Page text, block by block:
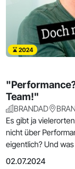
2024
Team!"
BRANDAD
Es gibt ja
nicht über
eigentlich? Und
02.07.2024